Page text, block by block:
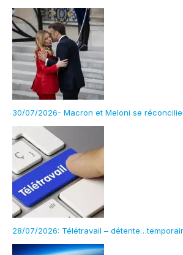
30/07/2026- Macron et Meloni se
28/07/2026: Télétravail –